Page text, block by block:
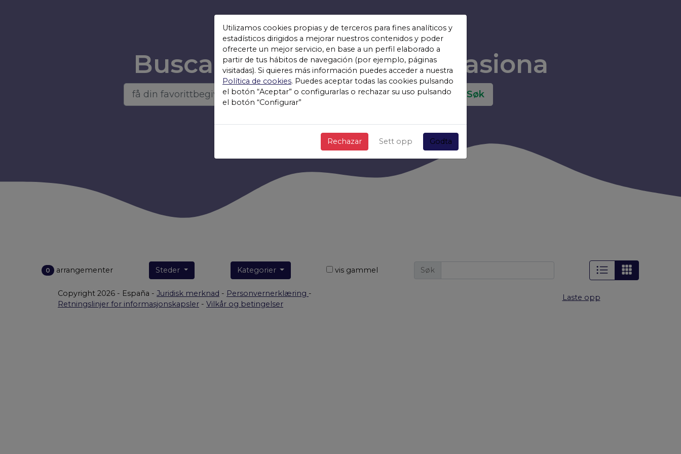
Busca Aquello Que Te Apasiona
Søk
0 arrangementer Steder Kategorier vis gammel Søk
Copyright 2026 - España - Juridisk merknad - Personvernerklæring -
Retningslinjer for informasjonskapsler - Vilkår og betingelser
Laste opp
Utilizamos cookies propias y de terceros para fines analíticos y
estadísticos dirigidos a mejorar nuestros contenidos y poder
ofrecerte un mejor servicio, en base a un perfil elaborado a
partir de tus hábitos de navegación (por ejemplo, páginas
visitadas). Si quieres más información puedes acceder a nuestra
Política de cookies. Puedes aceptar todas las cookies pulsando
el botón “Aceptar” o configurarlas o rechazar su uso pulsando
el botón “Configurar”
Rechazar Sett opp Godta